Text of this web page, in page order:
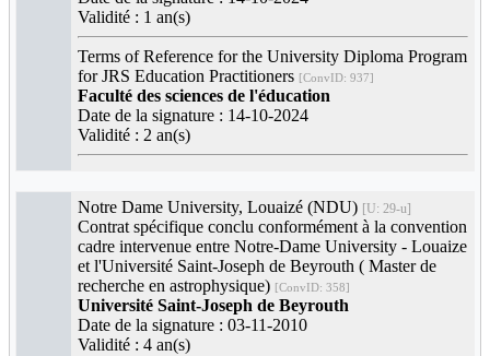
Validité : 1 an(s)
Terms of Reference for the University Diploma Program
for JRS Education Practitioners [ConvID: 937]
Faculté des sciences de l'éducation
Date de la signature : 14-10-2024
Validité : 2 an(s)
Notre Dame University, Louaizé (NDU) [U: 29-u]
Contrat spécifique conclu conformément à la convention
cadre intervenue entre Notre-Dame University - Louaize
et l'Université Saint-Joseph de Beyrouth ( Master de
recherche en astrophysique) [ConvID: 358]
Université Saint-Joseph de Beyrouth
Date de la signature : 03-11-2010
Validité : 4 an(s)